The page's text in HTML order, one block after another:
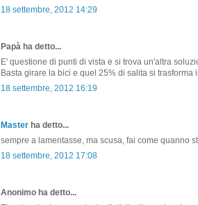
18 settembre, 2012 14:29
Papà ha detto...
E' questione di punti di vista e si trova un'altra
Basta girare la bici e quel 25% di salita si
18 settembre, 2012 16:19
Master ha detto...
sempre a lamentasse, ma scusa, fai come quanno
18 settembre, 2012 17:08
Anonimo ha detto...